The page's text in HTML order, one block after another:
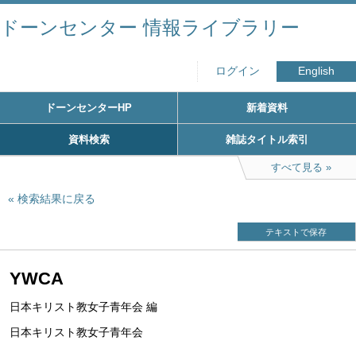
ドーンセンター 情報ライブラリー
ログイン English
ドーンセンターHP 新着資料
資料検索 雑誌タイトル索引
すべて見る
検索結果に戻る
テキストで保存
YWCA
日本キリスト教女子青年会 編
日本キリスト教女子青年会